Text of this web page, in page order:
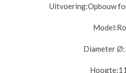
Uitvoering:Opbouw
Model:
Diameter Ø:
Hoogte: